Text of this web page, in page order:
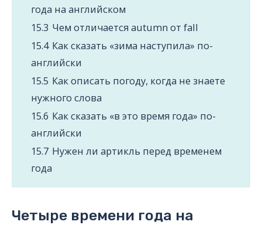
года на английском
15.3 Чем отличается autumn от fall
15.4 Как сказать «зима наступила» по-
английски
15.5 Как описать погоду, когда не знаете
нужного слова
15.6 Как сказать «в это время года» по-
английски
15.7 Нужен ли артикль перед временем
года
Четыре времени года на